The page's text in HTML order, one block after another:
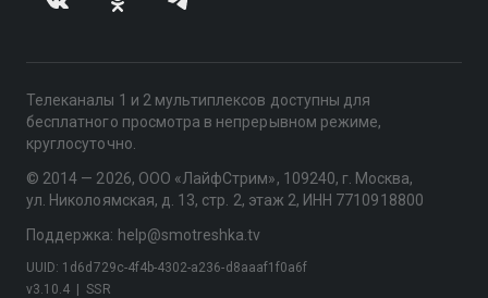
Телеканалы 1 и 2 мультиплексов доступны для
бесплатного просмотра в непрерывном режиме,
круглосуточно.
© 2014 — 2026, ООО «ЛайфСтрим», 109240, г. Москва,
ул. Николоямская, д. 13, стр. 2, этаж 2, ИНН 7710918800
Поддержка: help@smotreshka.tv
v3.10.4 SSR
UUID: 1d6d729c-4f4b-4302-a236-d8aaaf1f0a6f